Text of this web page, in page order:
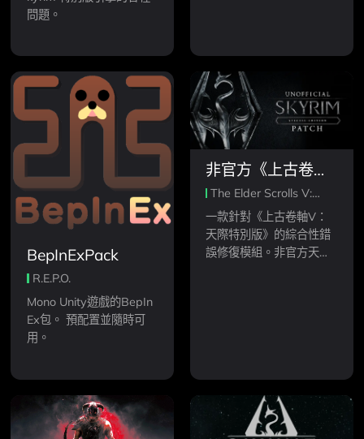
問題。
BepInExPack
R.E.P.O.
Mono Unity遊戲的BepIn
Ex包。 預配置並隨時可
用。
非官方《上古卷軸
5：天際》特別版
補丁 - USSEP
The Elder Scrolls V:
Skyrim Special Edition
一款針對《上古卷軸V：
天際特別版》的綜合性錯
誤修復模組。非官方天際